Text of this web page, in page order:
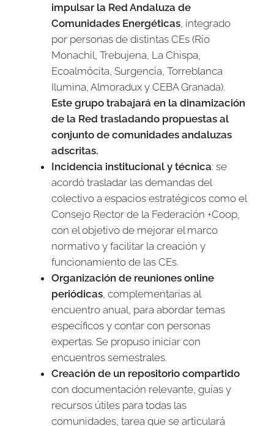
impulsar la Red Andaluza de
Comunidades Energéticas, integrado
por personas de distintas CEs (Río
Monachil, Trebujena, La Chispa,
Ecoalmócita, Surgencia, Torreblanca
Ilumina, Almoradux y CEBA Granada).
Este grupo trabajará en la dinamización
de la Red trasladando propuestas al
conjunto de comunidades andaluzas
adscritas.
Incidencia institucional y técnica: se
acordó trasladar las demandas del
colectivo a espacios estratégicos como el
Consejo Rector de la Federación +Coop,
con el objetivo de mejorar el marco
normativo y facilitar la creación y
funcionamiento de las CEs.
Organización de reuniones online
periódicas, complementarias al
encuentro anual, para abordar temas
específicos y contar con personas
expertas. Se propuso iniciar con
encuentros semestrales.
Creación de un repositorio compartido
con documentación relevante, guías y
recursos útiles para todas las
comunidades, tarea que se articulará